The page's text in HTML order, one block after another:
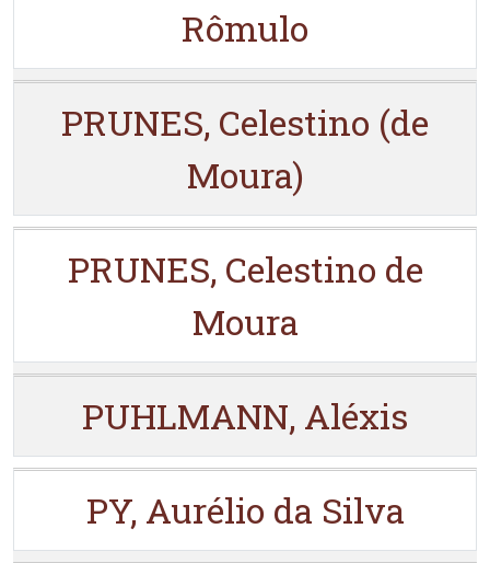
Rômulo
PRUNES, Celestino (de
Moura)
PRUNES, Celestino de
Moura
PUHLMANN, Aléxis
PY, Aurélio da Silva